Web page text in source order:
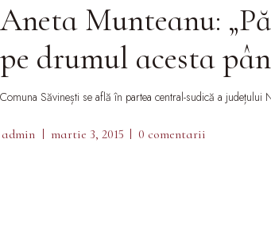
Aneta Munteanu:
pe drumul acesta
Comuna Săvinești se află în partea central-sudică a județului
admin martie 3, 2015 0 comentarii